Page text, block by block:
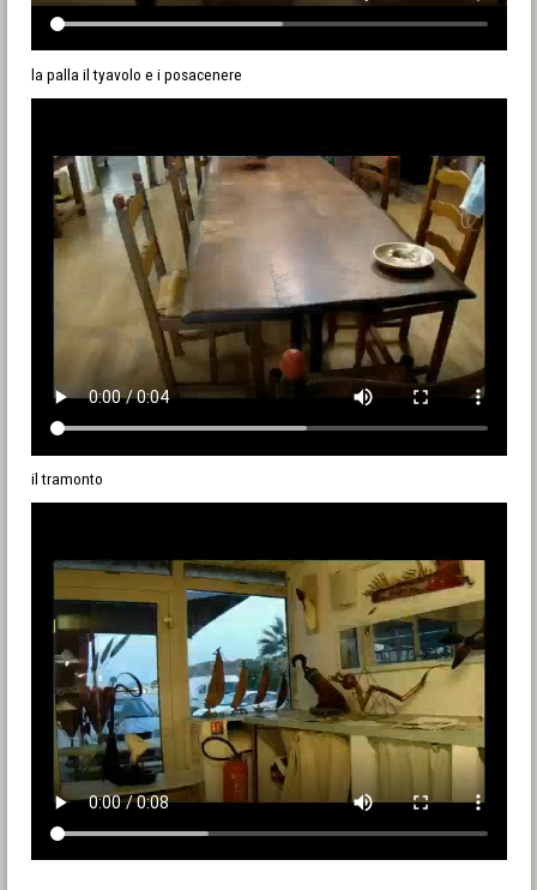
la palla il tyavolo e i posacenere
il tramonto